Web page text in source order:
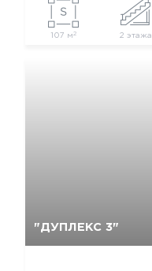
107 м 2 2 этажа
"ДУПЛЕКС 3"